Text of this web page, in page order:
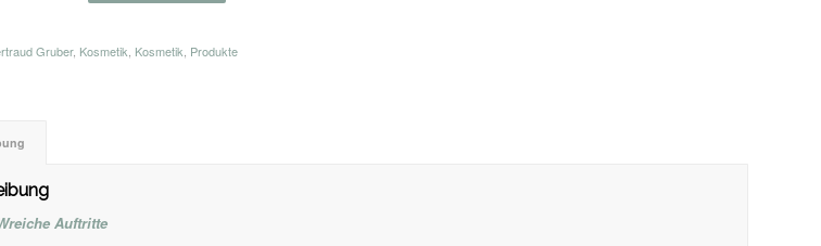
Gruber, Kosmetik Kosmetik Produkte
Auftritte